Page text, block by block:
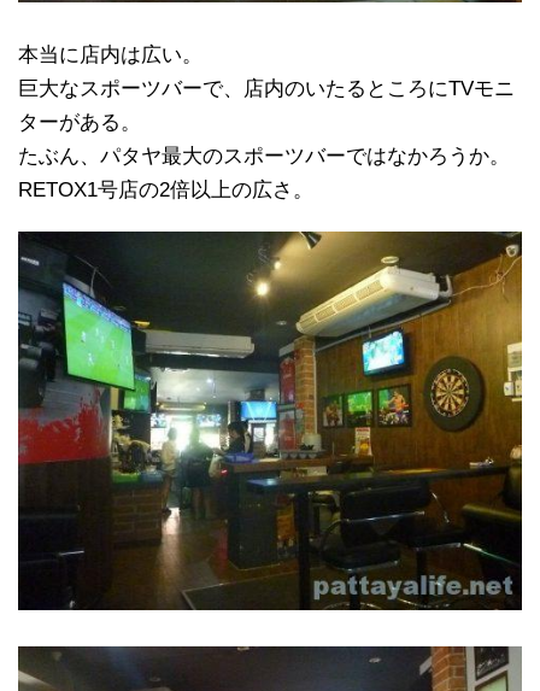
本当に店内は広い。
巨大なスポーツバーで、店内のいたるところにTVモニ
ターがある。
たぶん、パタヤ最大のスポーツバーではなかろうか。
RETOX1号店の2倍以上の広さ。